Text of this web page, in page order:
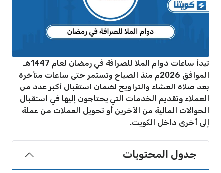
تبدأ ساعات دوام الملا للصرافة في رمضان لعام 1447هـ
الموافق 2026م منذ الصباح وتستمر حتى ساعات متأخرة
بعد صلاة العشاء والتراويح لضمان استقبال أكبر عدد من
العملاء وتقديم الخدمات التي يحتاجون إليها في استقبال
الحوالات المالية من الآخرين أو تحويل العملات من عملة
إلى أخرى داخل الكويت.
جدول المحتويات